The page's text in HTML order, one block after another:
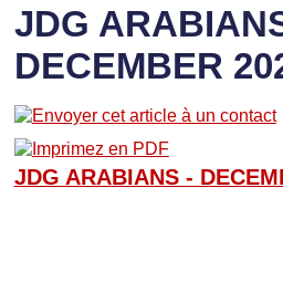
JDG
DECEMBER
JDG ARABIANS - D